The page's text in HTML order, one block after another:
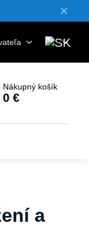
✕
Nákupný košík
0 €
a